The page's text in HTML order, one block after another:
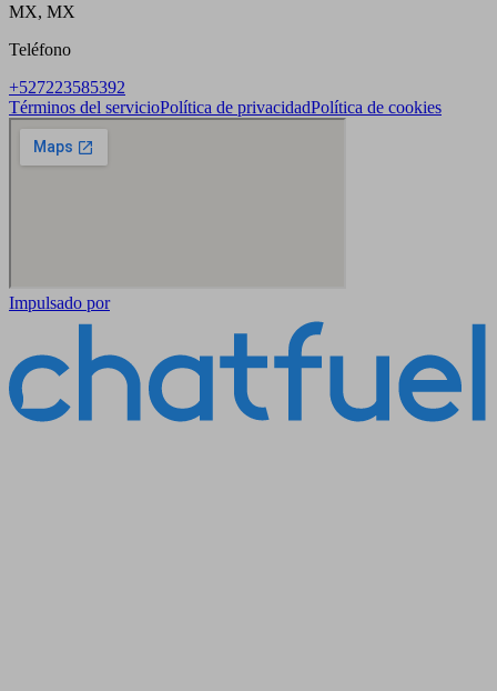
MX, MX
Teléfono
+527223585392
Términos del servicioPolítica de privacidadPolítica de cookies
Impulsado por